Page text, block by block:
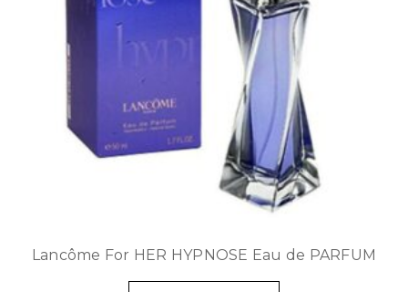
Lancôme For HER HYPNOSE Eau de PARFUM